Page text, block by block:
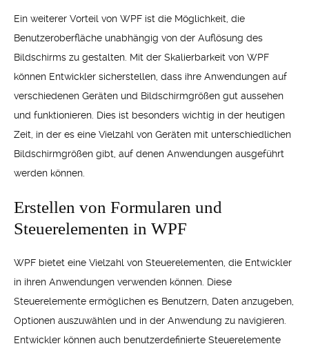
Ein weiterer Vorteil von WPF ist die Möglichkeit, die
Benutzeroberfläche unabhängig von der Auflösung des
Bildschirms zu gestalten. Mit der Skalierbarkeit von WPF
können Entwickler sicherstellen, dass ihre Anwendungen auf
verschiedenen Geräten und Bildschirmgrößen gut aussehen
und funktionieren. Dies ist besonders wichtig in der heutigen
Zeit, in der es eine Vielzahl von Geräten mit unterschiedlichen
Bildschirmgrößen gibt, auf denen Anwendungen ausgeführt
werden können.
Erstellen von Formularen und
Steuerelementen in WPF
WPF bietet eine Vielzahl von Steuerelementen, die Entwickler
in ihren Anwendungen verwenden können. Diese
Steuerelemente ermöglichen es Benutzern, Daten anzugeben,
Optionen auszuwählen und in der Anwendung zu navigieren.
Entwickler können auch benutzerdefinierte Steuerelemente